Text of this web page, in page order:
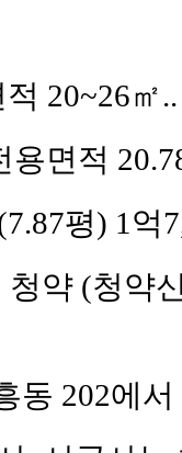
적 20~26㎡..
용면적
평) 1억
청약 (청
동 202에